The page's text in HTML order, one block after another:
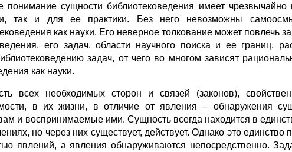
понимание сущности библиотековедения имеет
так и для ее практики. Без него невозможны
как науки. Его неверное толкование может повлечь
его задач, области научного поиска и ее границ,
задач, от чего во многом зависят
как науки.
всех необходимых сторон и связей (законов),
в их жизни, в отличие от явления – обнаружения
и воспринимаемые ими. Сущность всегда находится в
но через них существует, действует. Однако это единство
явлений, а явления обнаруживаются непосредственно.